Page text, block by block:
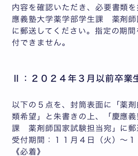
内容を確認いただき、必要書類
應義塾大学薬学部学生課 薬剤師
に郵送してください。指定の期
付できません。
Ⅱ：２０２４年３月以前卒
以下の５点を、封筒表面に「薬
類希望」と朱書きの上、「慶應
課 薬剤師国家試験担当宛」に郵
受付期間：１１月４日（火）～１
《必着》